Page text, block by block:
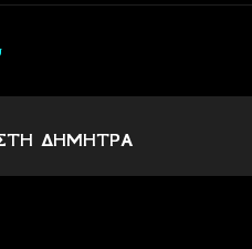
ΔΗΜΗΤΡΑ